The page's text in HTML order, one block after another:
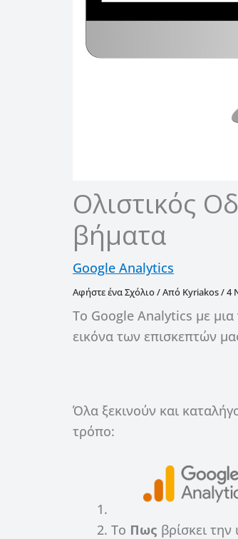
Ολιστικός
βήματα
Google Analytics
Αφήστε ένα Σχόλιο/ Από Kyriakos/4
Το Google Analytics με μια
εικόνα των επισκεπτών
Όλα ξεκινούν και
τρόπο:
Το Πως βρίσκει την